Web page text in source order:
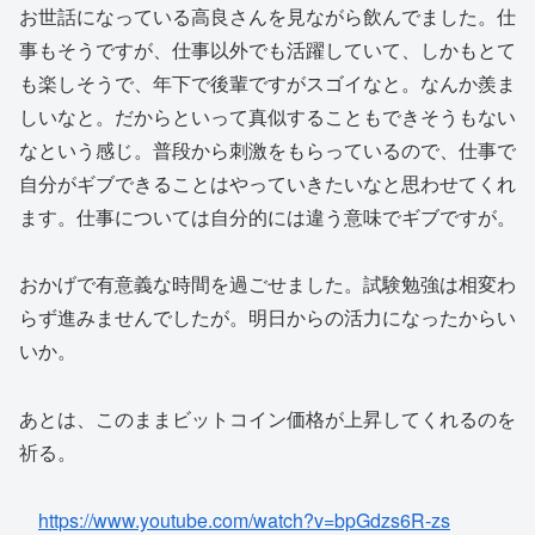
お世話になっている高良さんを見ながら飲んでました。仕
事もそうですが、仕事以外でも活躍していて、しかもとて
も楽しそうで、年下で後輩ですがスゴイなと。なんか羨ま
しいなと。だからといって真似することもできそうもない
なという感じ。普段から刺激をもらっているので、仕事で
自分がギブできることはやっていきたいなと思わせてくれ
ます。仕事については自分的には違う意味でギブですが。
おかげで有意義な時間を過ごせました。試験勉強は相変わ
らず進みませんでしたが。明日からの活力になったからい
いか。
あとは、このままビットコイン価格が上昇してくれるのを
祈る。
https://www.youtube.com/watch?v=bpGdzs6R-zs